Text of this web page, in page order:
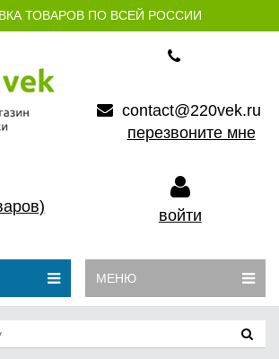
ТОВАРОВ ПО ВСЕЙ РОССИИ
contact@220vek.ru
перезвоните мне
войти
МЕНЮ